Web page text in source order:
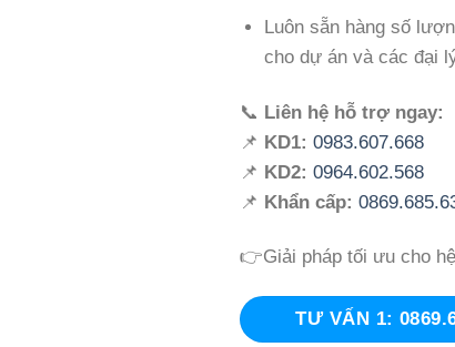
Luôn sẵn hàng số
cho dự án và các đại
📞 Liên hệ hỗ trợ ngay:
📌 KD1: 0983.607.668
📌 KD2: 0964.602.568
📌 Khẩn cấp:
👉Giải pháp tối ưu cho
TƯ VẤN 1: